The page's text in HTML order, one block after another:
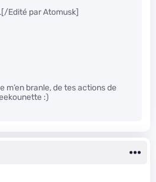
Edité par Atomusk]
m’en branle, de tes actions de
:)